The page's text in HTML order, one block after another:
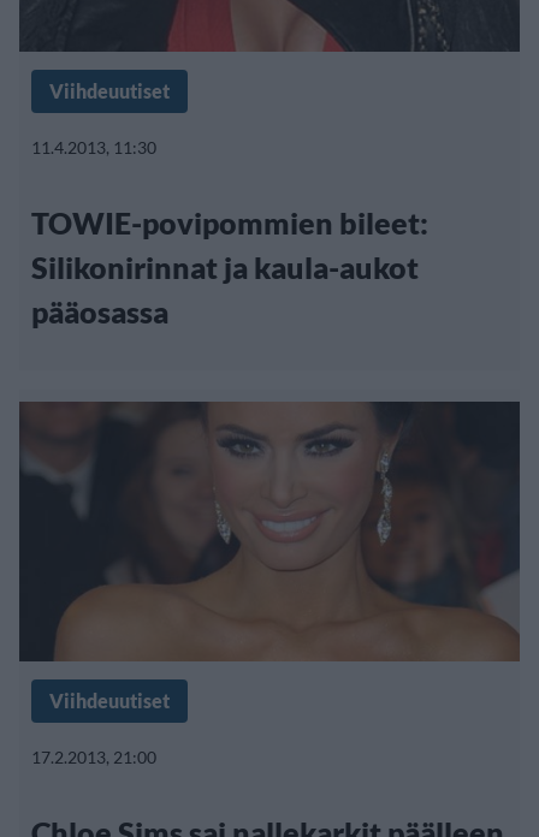
Viihdeuutiset
11.4.2013, 11:30
TOWIE-povipommien bileet:
Silikonirinnat ja kaula-aukot
pääosassa
Viihdeuutiset
17.2.2013, 21:00